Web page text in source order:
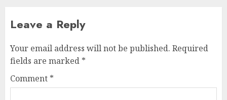
Leave a Reply
Your email address will not be published. Required
fields are marked *
Comment *